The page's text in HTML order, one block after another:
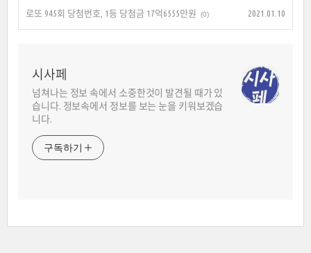
로또 945회 당첨번호, 1등 당첨금 17억6555만원 (0) 2021.01.10
시사페
넘쳐나는 정보 속에서 소중한것이 발견될 때가 있
습니다. 정보속에서 정보를 보는 눈을 키워보겠습
니다.
구독하기